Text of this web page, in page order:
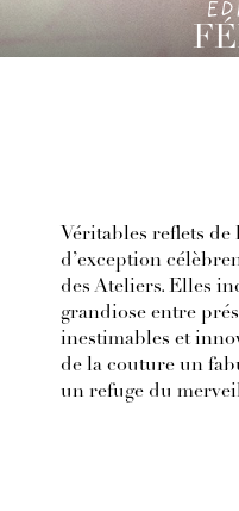
Véritables reflets de
d’exception
des Ateliers. Elles
grandiose entre
inestimables et
de la couture un
un refuge du